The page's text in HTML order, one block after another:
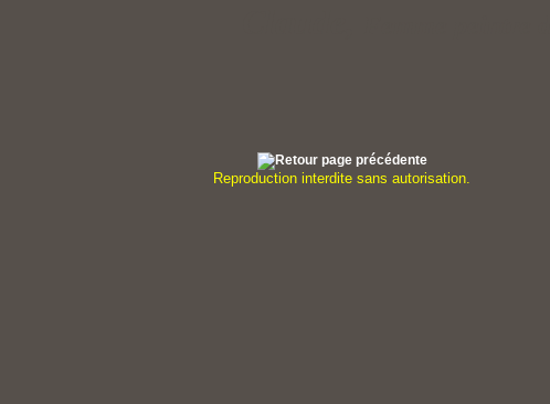
Reproduction interdite sans autorisation.